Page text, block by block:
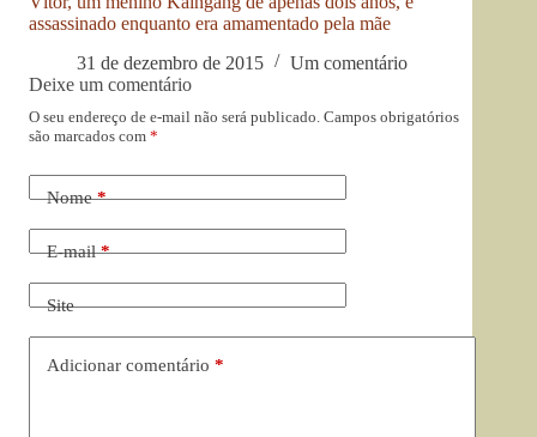
assassinado enquanto era amamentado pela mãe
31 de dezembro de 2015
Um comentário
Deixe um comentário
O seu endereço de e-mail não será publicado. Campos obrigatórios
são marcados com *
Nome*
E-mail*
Site
Adicionar comentário *